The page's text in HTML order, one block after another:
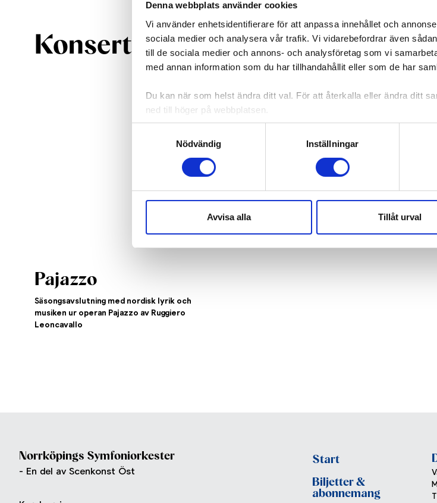
Denna webbplats använder cookies
Vi använder enhetsidentifierare för att anpassa innehållet och
sociala medier och analysera vår trafik. Vi vidarebefordrar även
till de sociala medier och annons- och analysföretag som vi
med annan information som du har tillhandahållit eller som de har
Du kan när som helst ändra ditt val. För att återkalla eller ändra ditt
ned till höger på webbplatsen.
Nödvändig
Inställningar
Avvisa alla Tillåt urval
Konserter
Pajazzo
Säsongsavslutning med nordisk lyrik och
musiken ur operan Pajazzo av Ruggiero
Leoncavallo
Norrköpings Symfoniorkester
- En del av Scenkonst Öst
Start
Biljetter &
abonnemang